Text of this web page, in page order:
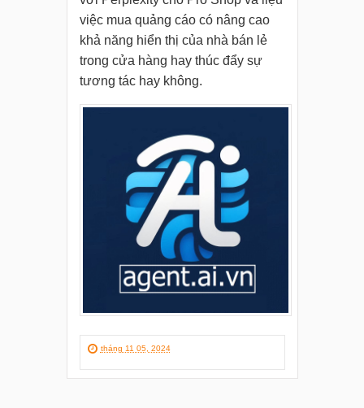
việc mua quảng cáo có nâng cao
khả năng hiển thị của nhà bán lẻ
trong cửa hàng hay thúc đẩy sự
tương tác hay không.
tháng 11 05, 2024